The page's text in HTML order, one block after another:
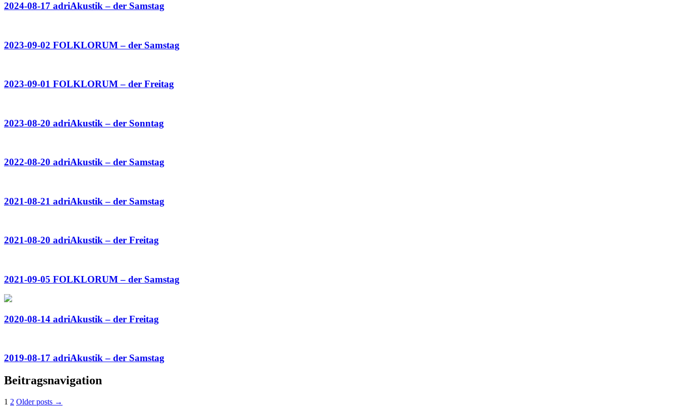
2024-08-17 adriAkustik – der Samstag
2023-09-02 FOLKLORUM – der Samstag
2023-09-01 FOLKLORUM – der Freitag
2023-08-20 adriAkustik – der Sonntag
2022-08-20 adriAkustik – der Samstag
2021-08-21 adriAkustik – der Samstag
2021-08-20 adriAkustik – der Freitag
2021-09-05 FOLKLORUM – der Samstag
2020-08-14 adriAkustik – der Freitag
2019-08-17 adriAkustik – der Samstag
Beitragsnavigation
1 2 Older posts →